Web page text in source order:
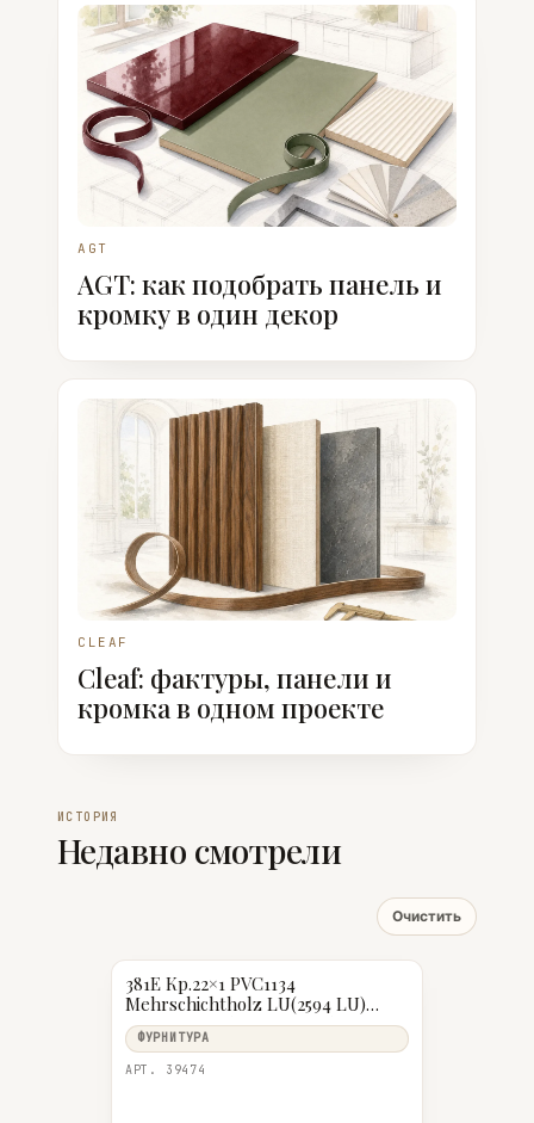
AGT
AGT: как подобрать панель и
кромку в один декор
CLEAF
Cleaf: фактуры, панели и
кромка в одном проекте
ИСТОРИЯ
Недавно смотрели
Очистить
381E Кр.22×1 PVC1134
Mehrschichtholz LU(2594 LU)
13068581033 (100 м бухта)
ФУРНИТУРА
АРТ. 39474